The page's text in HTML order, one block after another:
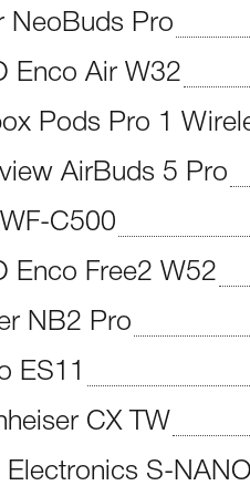
NeoBuds Pro
Enco Air W32
Pods Pro 1
AirBuds 5 Pro
C500
Enco Free2 W52
NB2 Pro
ES11
CX TW
Electronics S-NANO